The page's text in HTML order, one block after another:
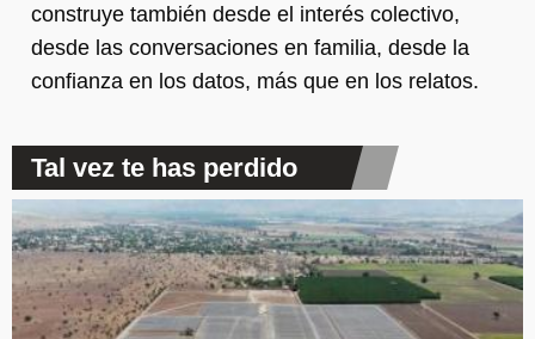
construye también desde el interés colectivo,
desde las conversaciones en familia, desde la
confianza en los datos, más que en los relatos.
Tal vez te has perdido